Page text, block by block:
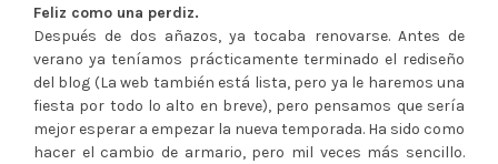
Feliz como una perdiz.
Después de dos añazos, ya tocaba renovarse. Antes de
verano ya teníamos prácticamente terminado el rediseño
del blog (La web también está lista, pero ya le haremos una
fiesta por todo lo alto en breve), pero pensamos que sería
mejor esperar a empezar la nueva temporada. Ha sido como
hacer el cambio de armario, pero mil veces más sencillo.